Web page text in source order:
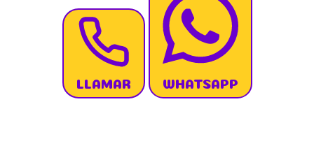
LLAMAR WHATSAPP